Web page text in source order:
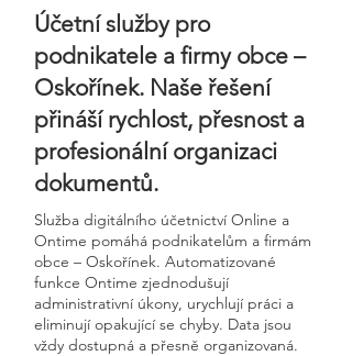
Účetní služby pro
podnikatele a firmy obce –
Oskořínek. Naše řešení
přináší rychlost, přesnost a
profesionální organizaci
dokumentů.
Služba digitálního účetnictví Online a
Ontime pomáhá podnikatelům a firmám
obce – Oskořínek. Automatizované
funkce Ontime zjednodušují
administrativní úkony, urychlují práci a
eliminují opakující se chyby. Data jsou
vždy dostupná a přesně organizovaná.